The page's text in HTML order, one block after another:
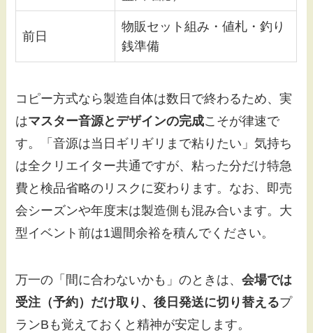
前日
物販セット組み・値札・釣り
銭準備
コピー方式なら製造自体は数日で終わるため、実
はマスター音源とデザインの完成こそが律速で
す。「音源は当日ギリギリまで粘りたい」気持ち
は全クリエイター共通ですが、粘った分だけ特急
費と検品省略のリスクに変わります。なお、即売
会シーズンや年度末は製造側も混み合います。大
型イベント前は1週間余裕を積んでください。
万一の「間に合わないかも」のときは、会場では
受注（予約）だけ取り、後日発送に切り替えるプ
ランBも覚えておくと精神が安定します。